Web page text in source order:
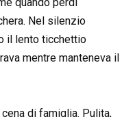
Nel silenzio
il lento ticchettio
mentre manteneva il
di famiglia. Pulita,